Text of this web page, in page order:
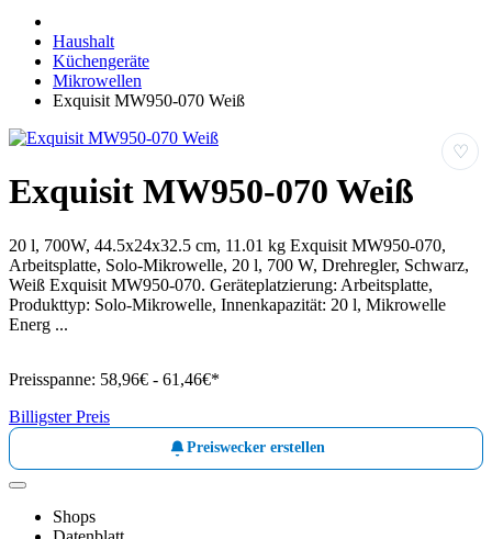
Haushalt
Küchengeräte
Mikrowellen
Exquisit MW950-070 Weiß
♡
Exquisit MW950-070 Weiß
20 l, 700W, 44.5x24x32.5 cm, 11.01 kg Exquisit MW950-070,
Arbeitsplatte, Solo-Mikrowelle, 20 l, 700 W, Drehregler, Schwarz,
Weiß Exquisit MW950-070. Geräteplatzierung: Arbeitsplatte,
Produkttyp: Solo-Mikrowelle, Innenkapazität: 20 l, Mikrowelle
Energ ...
Preisspanne: 58,96€ - 61,46€*
Billigster Preis
Preiswecker erstellen
Shops